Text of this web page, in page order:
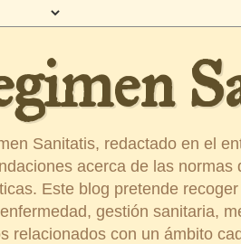
Sanitatis, redactado en el
acerca de las
Este blog pretende
gestión sanitaria,
relacionados con un ámbito